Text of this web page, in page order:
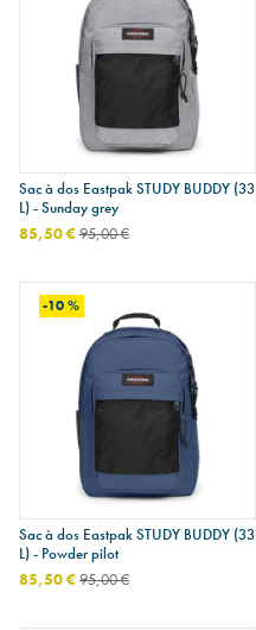
Sac à dos Eastpak STUDY BUDDY (33
L) - Sunday grey
85,50 €95,00 €
-10 %
Sac à dos Eastpak STUDY BUDDY (33
L) - Powder pilot
85,50 €95,00 €